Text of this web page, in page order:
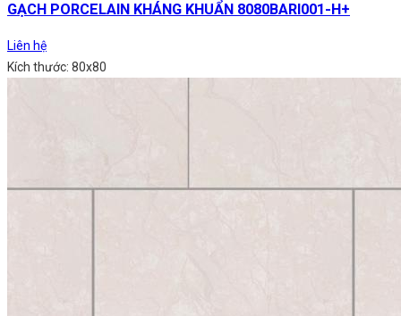
GẠCH PORCELAIN KHÁNG KHUẨN 8080BARI001-H+
Liên hệ
Kích thước: 80x80